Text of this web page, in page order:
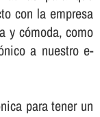
con la empresa
y cómoda, como
a nuestro e-
para tener un